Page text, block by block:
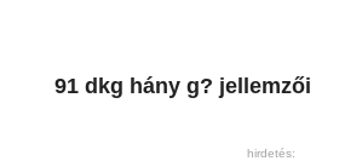
91 dkg hány g? jellemzői
hirdetés: